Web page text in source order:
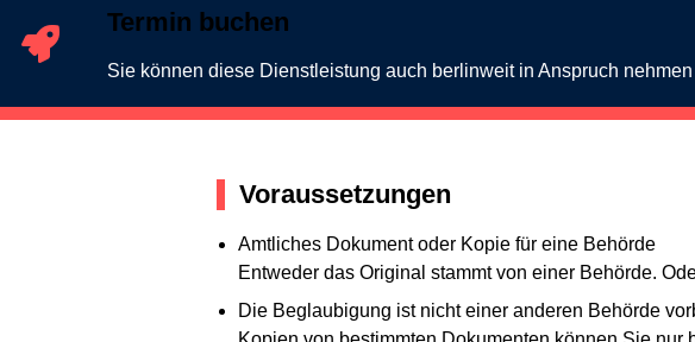
Termin buchen
Sie können diese Dienstleistung auch berlinweit in Anspruch nehmen
Voraussetzungen
Amtliches Dokument oder Kopie für eine Behörde
Entweder das Original stammt von einer Behörde.
Die Beglaubigung ist nicht einer anderen Behörde